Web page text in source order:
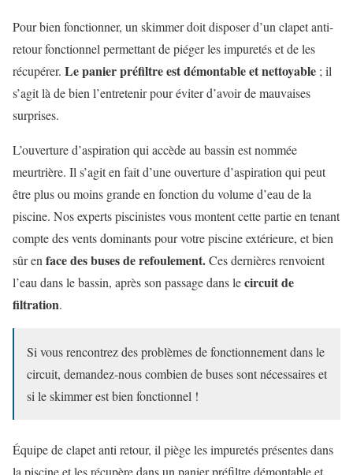
Pour bien fonctionner, un skimmer doit disposer d’un clapet anti-
retour fonctionnel permettant de piéger les impuretés et de les
récupérer. Le panier préfiltre est démontable et nettoyable ; il
s’agit là de bien l’entretenir pour éviter d’avoir de mauvaises
surprises.
L’ouverture d’aspiration qui accède au bassin est nommée
meurtrière. Il s’agit en fait d’une ouverture d’aspiration qui peut
être plus ou moins grande en fonction du volume d’eau de la
piscine. Nos experts piscinistes vous montent cette partie en tenant
compte des vents dominants pour votre piscine extérieure, et bien
sûr en face des buses de refoulement.Ces dernières renvoient
l’eau dans le bassin, après son passage dans lecircuit de
filtration.
Si vous rencontrez des problèmes de fonctionnement dans le
circuit, demandez-nous combien de buses sont nécessaires et
si le skimmer est bien fonctionnel !
Équipe de clapet anti retour, il piège les impuretés présentes dans
la piscine et les récupère dans un panier préfiltre démontable et